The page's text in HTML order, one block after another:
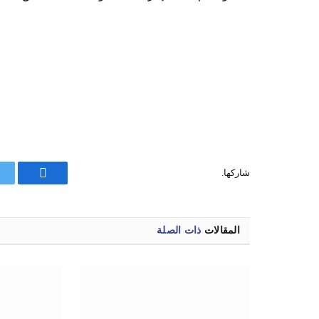
شاركها.
فيسبوك
المقالات ذات الصلة